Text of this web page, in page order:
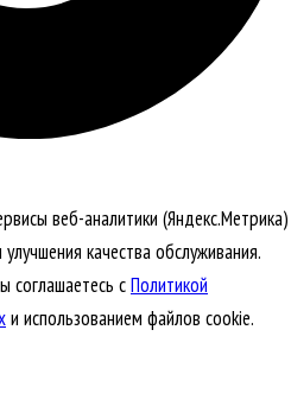
веб-аналитики (Яндекс.Метрика)
качества обслуживания.
соглашаетесь сПолитикой
и использованием файлов cookie.